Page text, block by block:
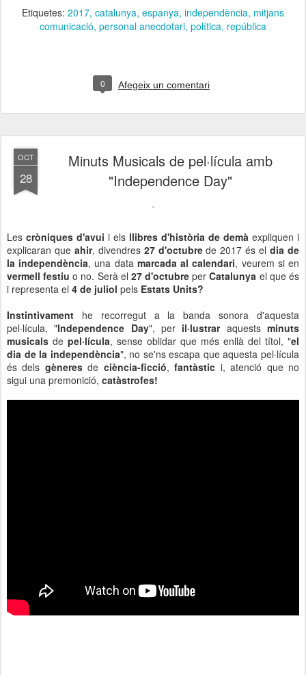
Etiquetes: 2017 catalunya espanya independència mitjans
comunicació personal anecdotari política república
0 Afegeix un comentari
OCT
28
Minuts Musicals de pel·lícula amb
"Independence Day"
Les cròniques d'avui i els llibres d'història de demà expliquen i
explicaran que ahir, divendres 27 d'octubrede 2017 és el dia de
la independència, una data marcada al calendari, veurem si en
vermell festiu o no. Serà el 27 d'octubre per Catalunya el que és
i representa el 4 de juliol pels Estats Units?
Instintivament he recorregut a la banda sonora d'aquesta
pel·lícula, "Independence Day", per il·lustrar aquestsminuts
musicals de pel·lícula, sense oblidar que més enllà del títol, "el
dia de la independència", no se'ns escapa que aquesta pel·lícula
és dels gèneresde ciència-ficció,fantàstic i, atenció que no
sigui una premonició, catàstrofes!